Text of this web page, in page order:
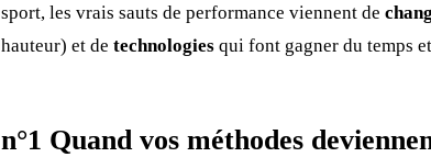
sport, les vrais sauts de performance viennent de
hauteur) et de technologies qui font gagner du temps
n°1 Quand vos méthodes